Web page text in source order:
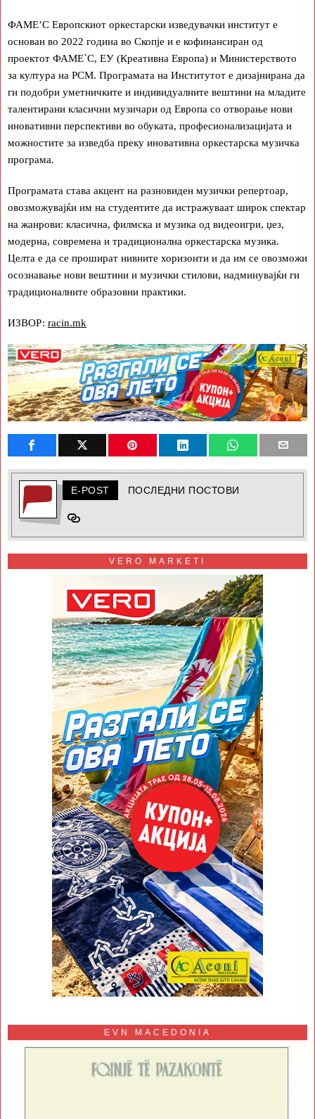
ФАМЕ’С Европскиот оркестарски изведувачки институт е
основан во 2022 година во Скопје и е кофинансиран од
проектот ФАМЕ`C, ЕУ (Креативна Европа) и Министерството
за култура на РСМ. Програмата на Институтот е дизајнирана да
ги подобри уметничките и индивидуалните вештини на младите
талентирани класични музичари од Европа со отворање нови
иновативни перспективи во обуката, професионализацијата и
можностите за изведба преку иновативна оркестарска музичка
програма.
Програмата става акцент на разновиден музички репертоар,
овозможувајќи им на студентите да истражуваат широк спектар
на жанрови: класична, филмска и музика од видеоигри, џез,
модерна, современа и традиционална оркестарска музика.
Целта е да се прошират нивните хоризонти и да им се овозможи
осознавање нови вештини и музички стилови, надминувајќи ги
традиционалните образовни практики.
ИЗВОР: racin.mk
E-POST ПОСЛЕДНИ ПОСТОВИ
VERO MARKETI
EVN MACEDONIA